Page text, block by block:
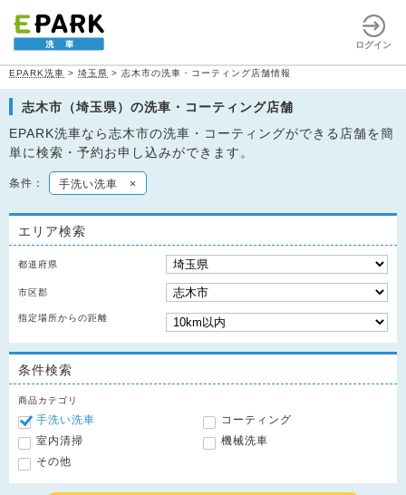
ログイン
EPARK洗車 > 埼玉県 > 志木市の洗車・コーティング店舗情報
志木市（埼玉県）の洗車・コーティング店舗
EPARK洗車なら志木市の洗車・コーティングができる店舗を簡
単に検索・予約お申し込みができます。
条件： 手洗い洗車 ×
エリア検索
都道府県
市区郡
指定場所からの距離
条件検索
商品カテゴリ
手洗い洗車
コーティング
室内清掃
機械洗車
その他